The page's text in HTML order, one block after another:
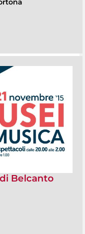
Belcanto